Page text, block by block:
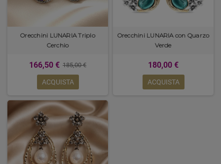
Orecchini LUNARIA Triplo
Cerchio
166,50 € 185,00 €
ACQUISTA
Orecchini LUNARIA con Quarzo
Verde
180,00 €
ACQUISTA